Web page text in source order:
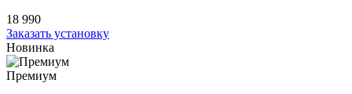
18 990
Заказать установку
Новинка
Премиум